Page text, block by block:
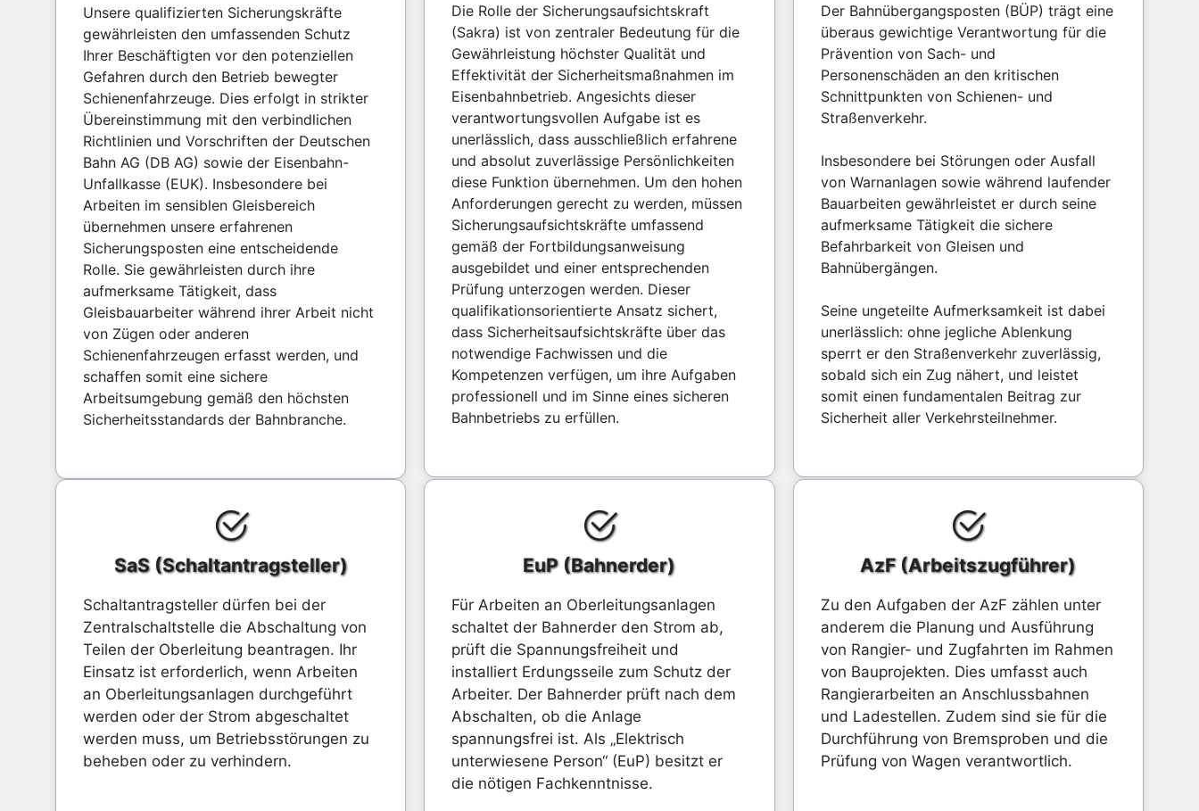
Unsere qualifizierten Sicherungskräfte
gewährleisten den umfassenden Schutz
Ihrer Beschäftigten vor den potenziellen
Gefahren durch den Betrieb bewegter
Schienenfahrzeuge. Dies erfolgt in strikter
Übereinstimmung mit den verbindlichen
Richtlinien und Vorschriften der Deutschen
Bahn AG (DB AG) sowie der Eisenbahn-
Unfallkasse (EUK). Insbesondere bei
Arbeiten im sensiblen Gleisbereich
übernehmen unsere erfahrenen
Sicherungsposten eine entscheidende
Rolle. Sie gewährleisten durch ihre
aufmerksame Tätigkeit, dass
Gleisbauarbeiter während ihrer Arbeit nicht
von Zügen oder anderen
Schienenfahrzeugen erfasst werden, und
schaffen somit eine sichere
Arbeitsumgebung gemäß den höchsten
Sicherheitsstandards der Bahnbranche.
Die Rolle der Sicherungsaufsichtskraft
(Sakra) ist von zentraler Bedeutung für die
Gewährleistung höchster Qualität und
Effektivität der Sicherheitsmaßnahmen im
Eisenbahnbetrieb. Angesichts dieser
verantwortungsvollen Aufgabe ist es
unerlässlich, dass ausschließlich erfahrene
und absolut zuverlässige Persönlichkeiten
diese Funktion übernehmen. Um den hohen
Anforderungen gerecht zu werden, müssen
Sicherungsaufsichtskräfte umfassend
gemäß der Fortbildungsanweisung
ausgebildet und einer entsprechenden
Prüfung unterzogen werden. Dieser
qualifikationsorientierte Ansatz sichert,
dass Sicherheitsaufsichtskräfte über das
notwendige Fachwissen und die
Kompetenzen verfügen, um ihre Aufgaben
professionell und im Sinne eines sicheren
Bahnbetriebs zu erfüllen.
Der Bahnübergangsposten (BÜP) trägt eine
überaus gewichtige Verantwortung für die
Prävention von Sach- und
Personenschäden an den kritischen
Schnittpunkten von Schienen- und
Straßenverkehr.
Insbesondere bei Störungen oder Ausfall
von Warnanlagen sowie während laufender
Bauarbeiten gewährleistet er durch seine
aufmerksame Tätigkeit die sichere
Befahrbarkeit von Gleisen und
Bahnübergängen.
Seine ungeteilte Aufmerksamkeit ist dabei
unerlässlich: ohne jegliche Ablenkung
sperrt er den Straßenverkehr zuverlässig,
sobald sich ein Zug nähert, und leistet
somit einen fundamentalen Beitrag zur
Sicherheit aller Verkehrsteilnehmer.
SaS (Schaltantragsteller)
Schaltantragsteller dürfen bei der
Zentralschaltstelle die Abschaltung von
Teilen der Oberleitung beantragen. Ihr
Einsatz ist erforderlich, wenn Arbeiten
an Oberleitungsanlagen durchgeführt
werden oder der Strom abgeschaltet
werden muss, um Betriebsstörungen zu
beheben oder zu verhindern.
EuP (Bahnerder)
Für Arbeiten an Oberleitungsanlagen
schaltet der Bahnerder den Strom ab,
prüft die Spannungsfreiheit und
installiert Erdungsseile zum Schutz der
Arbeiter. Der Bahnerder prüft nach dem
Abschalten, ob die Anlage
spannungsfrei ist. Als „Elektrisch
unterwiesene Person“ (EuP) besitzt er
die nötigen Fachkenntnisse.
AzF (Arbeitszugführer)
Zu den Aufgaben der AzF zählen unter
anderem die Planung und Ausführung
von Rangier- und Zugfahrten im Rahmen
von Bauprojekten. Dies umfasst auch
Rangierarbeiten an Anschlussbahnen
und Ladestellen. Zudem sind sie für die
Durchführung von Bremsproben und die
Prüfung von Wagen verantwortlich.